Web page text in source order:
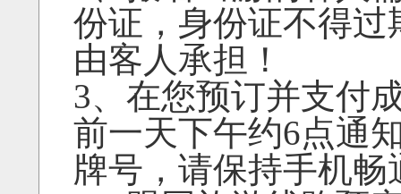
份证，身份证不得
由客人承担！
3、在您预订并支付
前一天下午约6点通
牌号，请保持手机畅